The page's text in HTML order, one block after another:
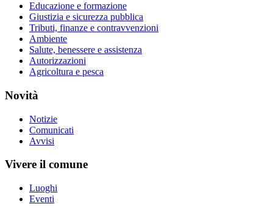
Educazione e formazione
Giustizia e sicurezza pubblica
Tributi, finanze e contravvenzioni
Ambiente
Salute, benessere e assistenza
Autorizzazioni
Agricoltura e pesca
Novità
Notizie
Comunicati
Avvisi
Vivere il comune
Luoghi
Eventi